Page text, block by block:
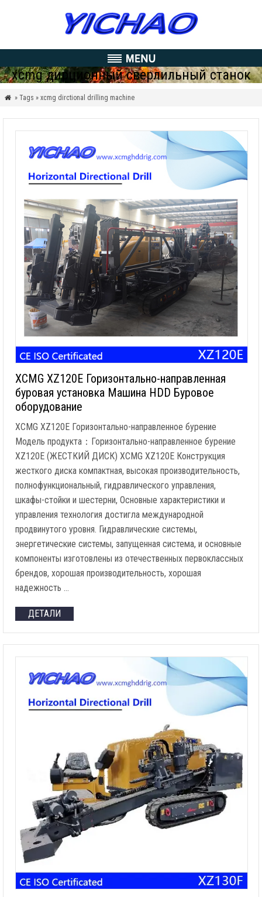
xcmg дирционный сверлильный станок
 » Tags » xcmg dirctional drilling machine
XCMG XZ120E Горизонтально-направленная
буровая установка Машина HDD Буровое
оборудование
XCMG XZ120E Горизонтально-направленное бурение
Модель продукта：Горизонтально-направленное бурение
XZ120E (ЖЕСТКИЙ ДИСК) XCMG XZ120E Конструкция
жесткого диска компактная, высокая производительность,
полнофункциональный, гидравлического управления,
шкафы-стойки и шестерни, Основные характеристики и
управления технология достигла международной
продвинутого уровня. Гидравлические системы,
энергетические системы, запущенная система, и основные
компоненты изготовлены из отечественных первоклассных
брендов, хорошая производительность, хорошая
надежность …
ДЕТАЛИ